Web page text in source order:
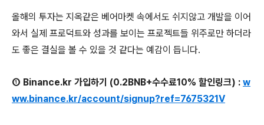
올해의 투자는 지옥같은 베어마켓 속에서도 쉬지않고 개발을 이어
와서 실제 프로덕트와 성과를 보이는 프로젝트들 위주로만 하더라
도 좋은 결실을 볼 수 있을 것 같다는 예감이 듭니다.
① Binance.kr 가입하기 (0.2BNB+수수료10% 할인링크) : w
ww.binance.kr/account/signup?ref=7675321V